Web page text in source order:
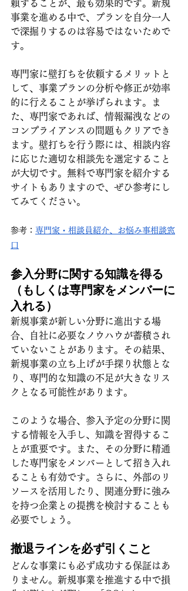
頼することが、最も効果的です。新規
事業を進める中で、プランを自分一人
で深掘りするのは容易ではないためで
す。
専門家に壁打ちを依頼するメリットと
して、事業プランの分析や修正が効率
的に行えることが挙げられます。ま
た、専門家であれば、情報漏洩などの
コンプライアンスの問題もクリアでき
ます。壁打ちを行う際には、相談内容
に応じた適切な相談先を選定すること
が大切です。無料で専門家を紹介する
サイトもありますので、ぜひ参考にし
てみてください。
参考： 専門家・相談員紹介、お悩み事相談窓
口
参入分野に関する知識を得る
（もしくは専門家をメンバーに
入れる）
新規事業が新しい分野に進出する場
合、自社に必要なノウハウが蓄積され
ていないことがあります。その結果、
新規事業の立ち上げが手探り状態とな
り、専門的な知識の不足が大きなリス
クとなる可能性があります。
このような場合、参入予定の分野に関
する情報を入手し、知識を習得するこ
とが重要です。また、その分野に精通
した専門家をメンバーとして招き入れ
ることも有効です。さらに、外部のリ
ソースを活用したり、関連分野に強み
を持つ企業との提携を検討することも
必要でしょう。
撤退ラインを必ず引くこと
どんな事業にも必ず成功する保証はあ
りません。新規事業を推進する中で損